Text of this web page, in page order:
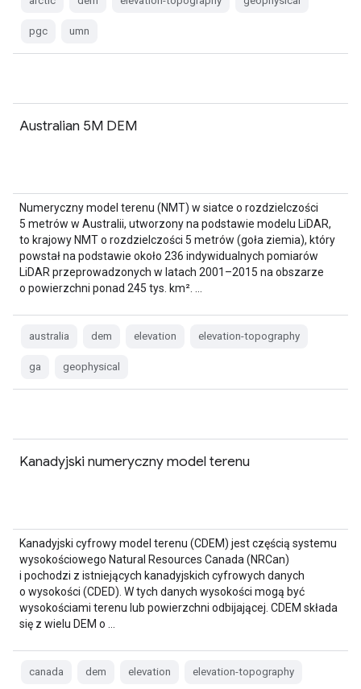
pgc umn
Australian 5M DEM
Numeryczny model terenu (NMT) w siatce o rozdzielczości
5 metrów w Australii, utworzony na podstawie modelu LiDAR,
to krajowy NMT o rozdzielczości 5 metrów (goła ziemia), który
powstał na podstawie około 236 indywidualnych pomiarów
LiDAR przeprowadzonych w latach 2001–2015 na obszarze
o powierzchni ponad 245 tys. km². …
australia dem elevation elevation-topography
ga geophysical
Kanadyjski numeryczny model terenu
Kanadyjski cyfrowy model terenu (CDEM) jest częścią systemu
wysokościowego Natural Resources Canada (NRCan)
i pochodzi z istniejących kanadyjskich cyfrowych danych
o wysokości (CDED). W tych danych wysokości mogą być
wysokościami terenu lub powierzchni odbijającej. CDEM składa
się z wielu DEM o …
canada dem elevation elevation-topography